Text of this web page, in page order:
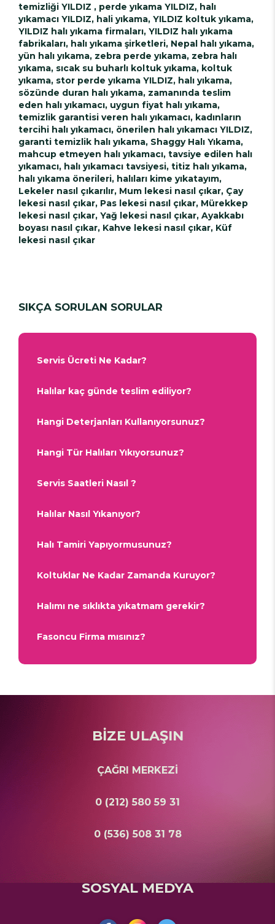
temizliği YILDIZ , perde yıkama YILDIZ, halı
yıkamacı YILDIZ, hali yıkama, YILDIZ koltuk yıkama,
YILDIZ halı yıkama firmaları, YILDIZ halı yıkama
fabrikaları, halı yıkama şirketleri, Nepal halı yıkama,
yün halı yıkama, zebra perde yıkama, zebra halı
yıkama, sıcak su buharlı koltuk yıkama, koltuk
yıkama, stor perde yıkama YILDIZ, halı yıkama,
sözünde duran halı yıkama, zamanında teslim
eden halı yıkamacı, uygun fiyat halı yıkama,
temizlik garantisi veren halı yıkamacı, kadınların
tercihi halı yıkamacı, önerilen halı yıkamacı YILDIZ,
garanti temizlik halı yıkama, Shaggy Halı Yıkama,
mahcup etmeyen halı yıkamacı, tavsiye edilen halı
yıkamacı, halı yıkamacı tavsiyesi, titiz halı yıkama,
halı yıkama önerileri, halıları kime yıkatayım,
Lekeler nasıl çıkarılır, Mum lekesi nasıl çıkar, Çay
lekesi nasıl çıkar, Pas lekesi nasıl çıkar, Mürekkep
lekesi nasıl çıkar, Yağ lekesi nasıl çıkar, Ayakkabı
boyası nasıl çıkar, Kahve lekesi nasıl çıkar, Küf
lekesi nasıl çıkar
SIKÇA SORULAN SORULAR
Servis Ücreti Ne Kadar?
Halılar kaç günde teslim ediliyor?
Hangi Deterjanları Kullanıyorsunuz?
Hangi Tür Halıları Yıkıyorsunuz?
Servis Saatleri Nasıl ?
Halılar Nasıl Yıkanıyor?
Halı Tamiri Yapıyormusunuz?
Koltuklar Ne Kadar Zamanda Kuruyor?
Halımı ne sıklıkta yıkatmam gerekir?
Fasoncu Firma mısınız?
BİZE ULAŞIN
ÇAĞRI MERKEZİ
0 (212) 580 59 31
0 (536) 508 31 78
SOSYAL MEDYA